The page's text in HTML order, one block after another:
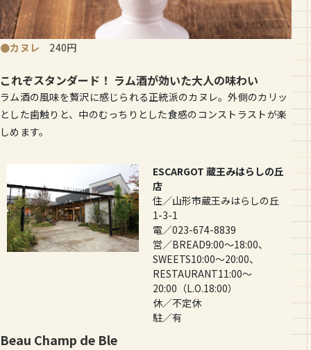
●カヌレ 240円
これぞスタンダード！ ラム酒が効いた大人の味わい
ラム酒の風味を贅沢に感じられる正統派のカヌレ。外側のカリッ
とした歯触りと、中のむっちりとした食感のコンストラストが楽
しめます。
ESCARGOT 蔵王みはらしの丘
店
住／山形市蔵王みはらしの丘
1-3-1
電／023-674-8839
営／BREAD9:00〜18:00、
SWEETS10:00〜20:00、
RESTAURANT11:00〜
20:00（L.O.18:00）
休／不定休
駐／有
Beau Champ de Ble